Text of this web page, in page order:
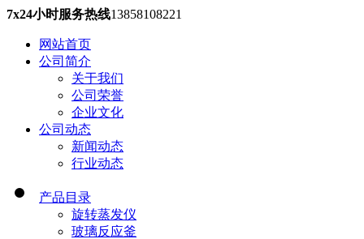
7x24小时服务热线13858108221
网站首页
公司简介
关于我们
公司荣誉
企业文化
公司动态
新闻动态
行业动态
产品目录
旋转蒸发仪
玻璃反应釜